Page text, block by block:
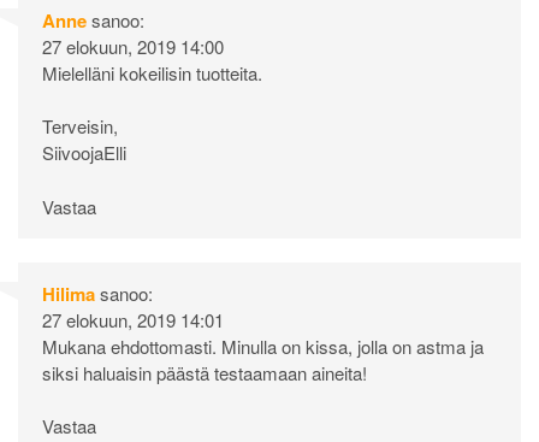
Annesanoo:
27 elokuun, 2019 14:00
Mielelläni kokeilisin tuotteita.
Terveisin,
SiivoojaElli
Vastaa
Hilimasanoo:
27 elokuun, 2019 14:01
Mukana ehdottomasti. Minulla on kissa, jolla on astma ja
siksi haluaisin päästä testaamaan aineita!
Vastaa